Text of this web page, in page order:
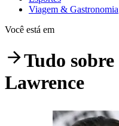
Viagem & Gastronomia
Você está em
Tudo sobre
Lawrence